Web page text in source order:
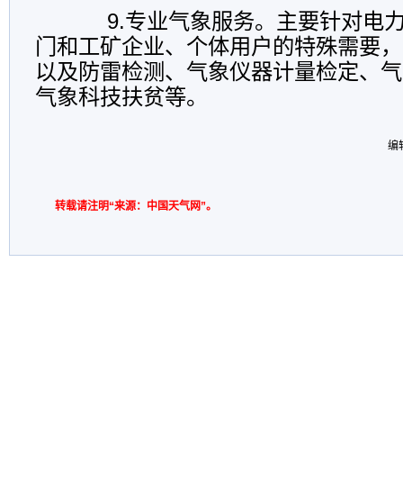
9.专业气象服务。主要针对电力
门和工矿企业、个体用户的特殊需要
以及防雷检测、气象仪器计量检定、
气象科技扶贫等。
编
转载请注明“来源：中国天气网”。